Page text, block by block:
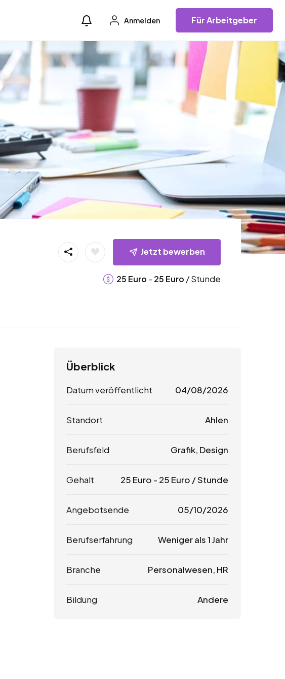
Anmelden Für Arbeitgeber
Jetzt bewerben
25 Euro - 25 Euro / Stunde
Überblick
Datum veröffentlicht 04/08/2026
Standort Ahlen
Berufsfeld Grafik, Design
Gehalt 25 Euro - 25 Euro / Stunde
Angebotsende 05/10/2026
Berufserfahrung Weniger als 1 Jahr
Branche Personalwesen, HR
Bildung Andere